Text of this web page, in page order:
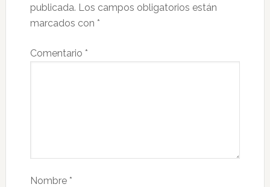
publicada. Los campos obligatorios están
marcados con *
Comentario *
Nombre *